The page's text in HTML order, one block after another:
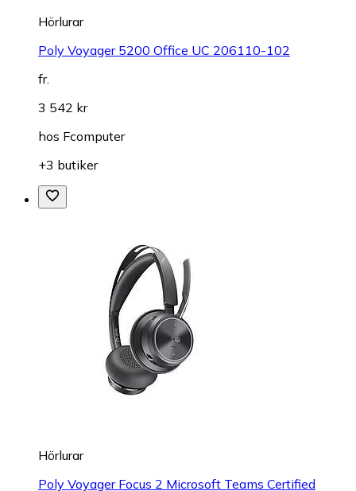
Hörlurar
Poly Voyager 5200 Office UC 206110-102
fr.
3 542 kr
hos Fcomputer
+3 butiker
Hörlurar
Poly Voyager Focus 2 Microsoft Teams Certified